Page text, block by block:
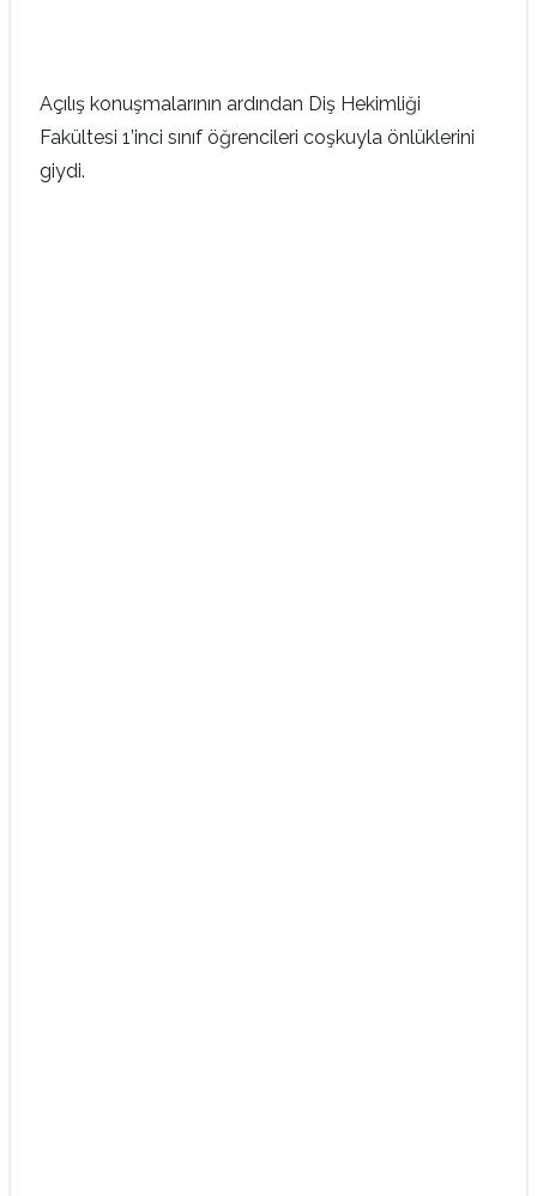
Açılış konuşmalarının ardından Diş Hekimliği
Fakültesi 1’inci sınıf öğrencileri coşkuyla önlüklerini
giydi.